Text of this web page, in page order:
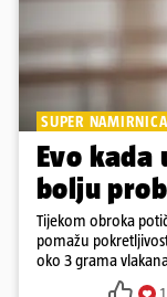
SUPER NAMIRNICA
Evo kada
bolju
Tijekom obroka
pomažu
oko 3 grama
1